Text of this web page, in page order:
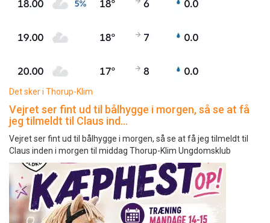
Det sker i Thorup-Klim
Vejret ser fint ud til bålhygge i morgen, så se at få
jeg tilmeldt til Claus ind…
Vejret ser fint ud til bålhygge i morgen, så se at få jeg tilmeldt til
Claus inden i morgen til middag Thorup-Klim Ungdomsklub